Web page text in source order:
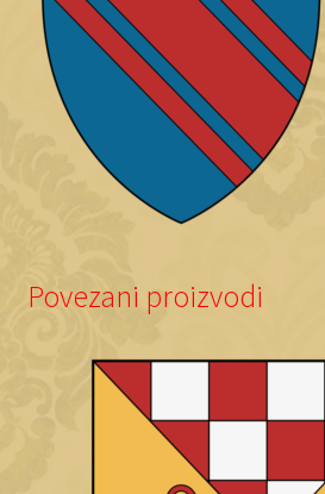
Povezani proizvodi